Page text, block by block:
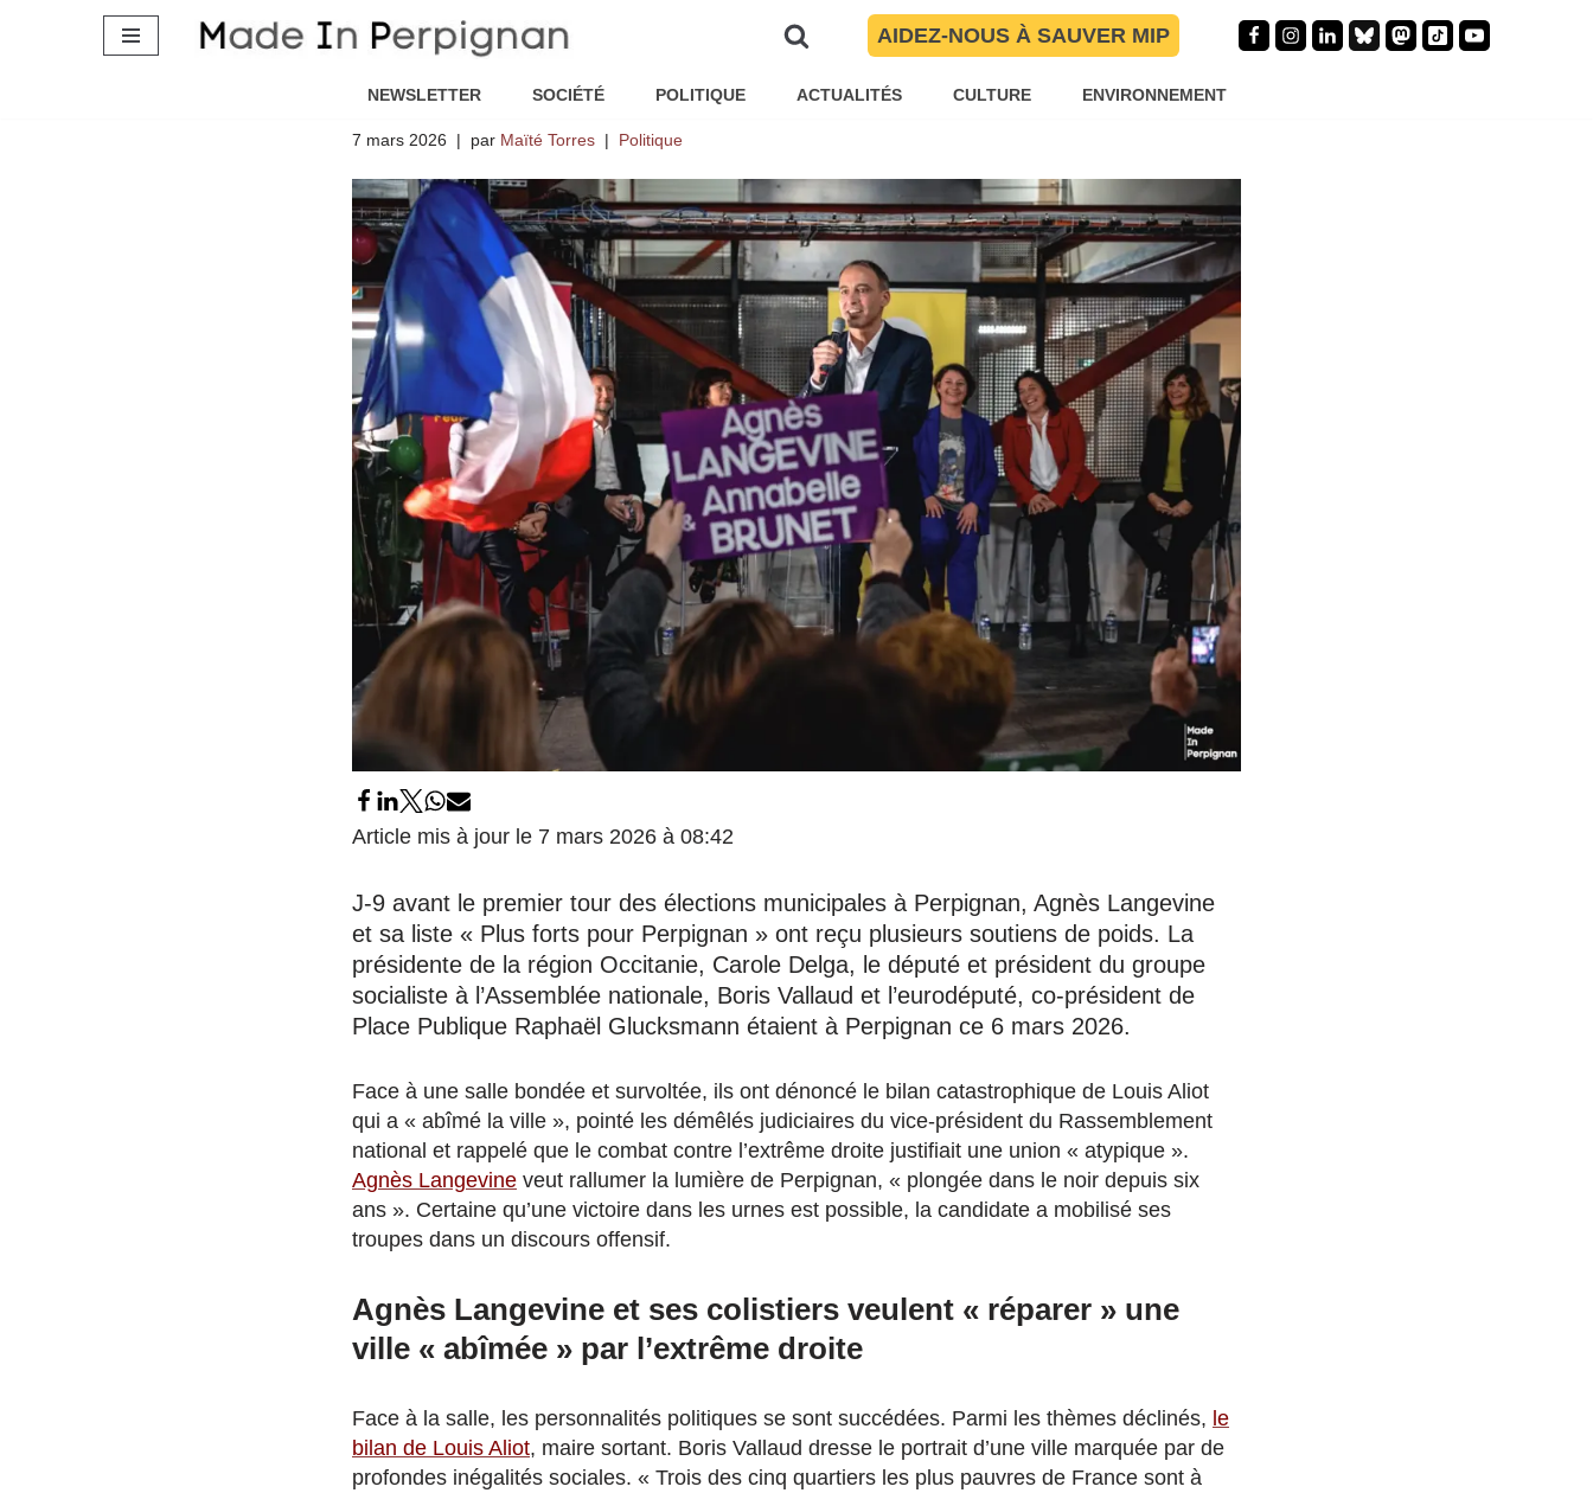
AIDEZ-NOUS À SAUVER MIP
NEWSLETTER SOCIÉTÉ POLITIQUE ACTUALITÉS CULTURE ENVIRONNEMENT
Boris Vallaud soutiennent Agnès Langevine pour « la
gagne »
7 mars 2026 par Maïté Torres Politique
Article mis à jour le 7 mars 2026 à 08:42
J-9 avant le premier tour des élections municipales à Perpignan, Agnès Langevine
et sa liste « Plus forts pour Perpignan » ont reçu plusieurs soutiens de poids. La
présidente de la région Occitanie, Carole Delga, le député et président du groupe
socialiste à l’Assemblée nationale, Boris Vallaud et l’eurodéputé, co-président de
Place Publique Raphaël Glucksmann étaient à Perpignan ce 6 mars 2026.
Face à une salle bondée et survoltée, ils ont dénoncé le bilan catastrophique de Louis Aliot
qui a « abîmé la ville », pointé les démêlés judiciaires du vice-président du Rassemblement
national et rappelé que le combat contre l’extrême droite justifiait une union « atypique ».
Agnès Langevine veut rallumer la lumière de Perpignan, « plongée dans le noir depuis six
ans ». Certaine qu’une victoire dans les urnes est possible, la candidate a mobilisé ses
troupes dans un discours offensif.
Agnès Langevine et ses colistiers veulent « réparer » une
ville « abîmée » par l’extrême droite
Face à la salle, les personnalités politiques se sont succédées. Parmi les thèmes déclinés, le
bilan de Louis Aliot, maire sortant. Boris Vallaud dresse le portrait d’une ville marquée par de
profondes inégalités sociales. « Trois des cinq quartiers les plus pauvres de France sont à